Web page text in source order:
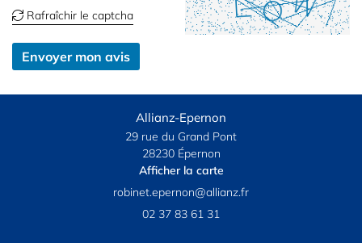
 Rafraîchir le captcha
Envoyer mon avis
Allianz-Epernon
29 rue du Grand Pont
28230 Épernon
Afficher la carte
02 37 83 61 31